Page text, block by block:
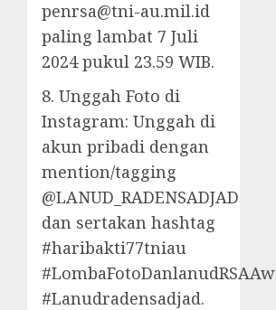
penrsa@tni-au.mil.id
paling lambat 7 Juli
2024 pukul 23.59 WIB.
8. Unggah Foto di
Instagram: Unggah di
akun pribadi dengan
mention/tagging
@LANUD_RADENSADJAD
dan sertakan hashtag
#haribakti77tniau
#Lanudradensadjad.